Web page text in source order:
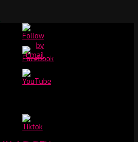
Youtube
Channel